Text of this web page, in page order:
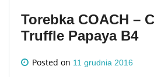
Torebka COACH –
Truffle Papaya B4
Posted on 11 grudnia 2016